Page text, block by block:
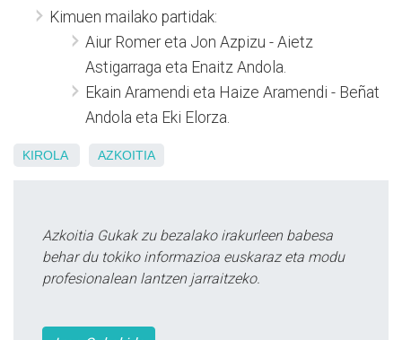
Kimuen mailako partidak:
Aiur Romer eta Jon Azpizu - Aietz
Astigarraga eta Enaitz Andola.
Ekain Aramendi eta Haize Aramendi - Beñat
Andola eta Eki Elorza.
KIROLA AZKOITIA
Azkoitia Gukak zu bezalako irakurleen babesa
behar du tokiko informazioa euskaraz eta modu
profesionalean lantzen jarraitzeko.